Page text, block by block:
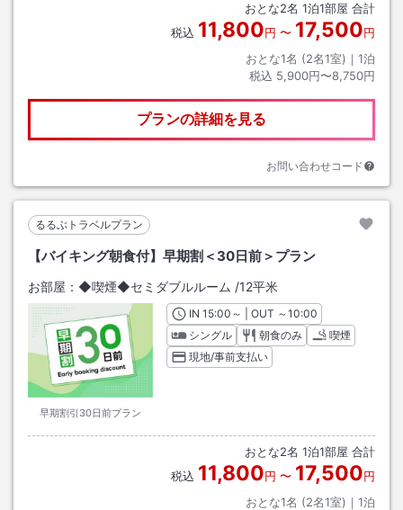
おとな2名 1泊1部屋 合計
税込 11,800円 〜 17,500円
おとな1名 (2名1室)｜ 1泊
税込 5,900円〜8,750円
プランの詳細を見る
お問い合わせコード
るるぶトラベルプラン
【バイキング朝食付】早期割＜30日前＞プラン
お部屋： ◆喫煙◆セミダブルルーム /12平米
早期割引30日前プラン
INチェックイン
15:00 ～ | OUT チェックアウト
～10:00
シングル
朝食のみ
喫煙
現地/事前支払い
おとな2名 1泊1部屋 合計
税込 11,800円 〜 17,500円
おとな1名 (2名1室)｜ 1泊